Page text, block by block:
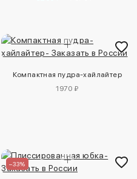
Компактная пудра-хайлайтер
1970 ₽
–33%